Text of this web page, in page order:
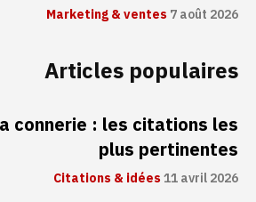
Marketing & ventes7 août 2026
Articles populaires
connerie : les citations les
plus pertinentes
Citations & idées11 avril 2026